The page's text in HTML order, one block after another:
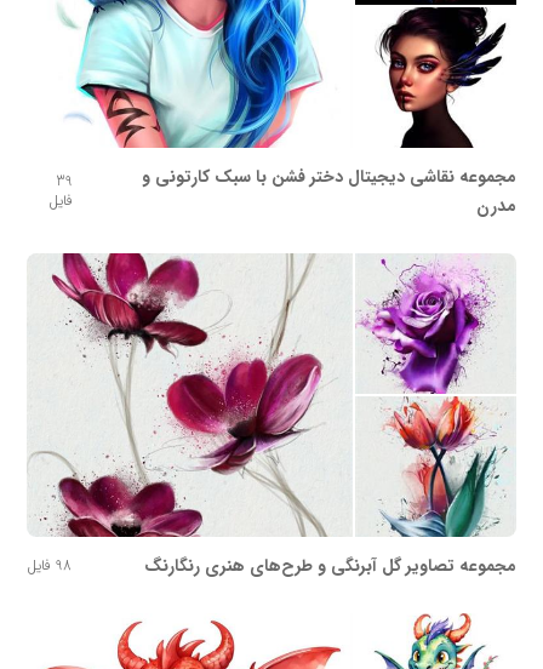
مجموعه نقاشی دیجیتال دختر فشن با سبک کارتونی و
مدرن
39
فایل
مجموعه تصاویر گل آبرنگی و طرح‌های هنری رنگارنگ 98 فایل